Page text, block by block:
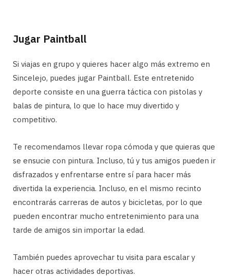
Jugar Paintball
Si viajas en grupo y quieres hacer algo más extremo en
Sincelejo, puedes jugar Paintball. Este entretenido
deporte consiste en una guerra táctica con pistolas y
balas de pintura, lo que lo hace muy divertido y
competitivo.
Te recomendamos llevar ropa cómoda y que quieras que
se ensucie con pintura. Incluso, tú y tus amigos pueden ir
disfrazados y enfrentarse entre sí para hacer más
divertida la experiencia. Incluso, en el mismo recinto
encontrarás carreras de autos y bicicletas, por lo que
pueden encontrar mucho entretenimiento para una
tarde de amigos sin importar la edad.
También puedes aprovechar tu visita para escalar y
hacer otras actividades deportivas.